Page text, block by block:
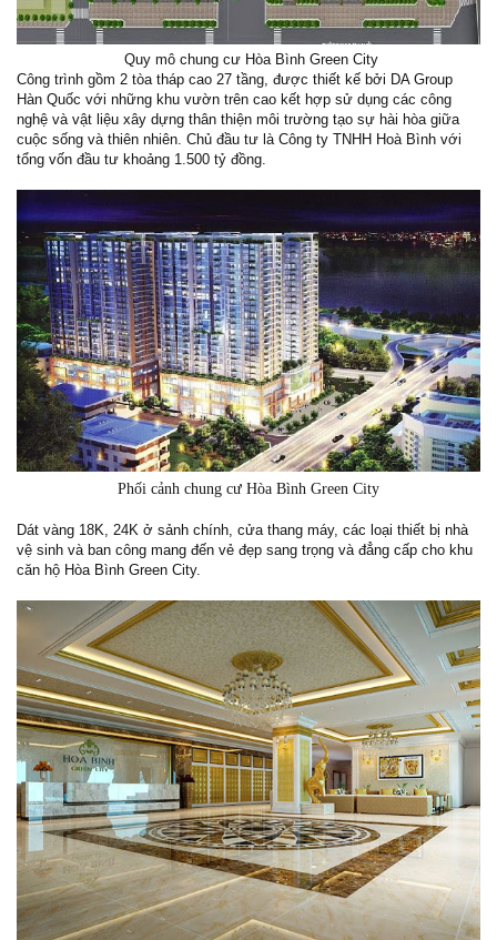
Quy mô chung cư Hòa Bình Green City
Công trình gồm 2 tòa tháp cao 27 tầng, được thiết kế bởi DA Group
Hàn Quốc với những khu vườn trên cao kết hợp sử dụng các công
nghệ và vật liệu xây dựng thân thiện môi trường tạo sự hài hòa giữa
cuộc sống và thiên nhiên. Chủ đầu tư là Công ty TNHH Hoà Bình với
tổng vốn đầu tư khoảng 1.500 tỷ đồng.
Phối cảnh chung cư Hòa Bình Green City
Dát vàng 18K, 24K ở sảnh chính, cửa thang máy, các loại thiết bị nhà
vệ sinh và ban công mang đến vẻ đẹp sang trọng và đẳng cấp cho khu
căn hộ Hòa Bình Green City.